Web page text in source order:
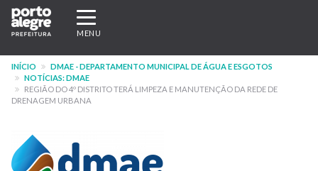
Pular
para
conteúdo
principal
Expandir/recolher
navegação
MENU
INÍCIO
DMAE - DEPARTAMENTO MUNICIPAL DE ÁGUA E ESGOTOS
NOTÍCIAS: DMAE
REGIÃO DO 4º DISTRITO TERÁ LIMPEZA E MANUTENÇÃO DA REDE DE
DRENAGEM URBANA